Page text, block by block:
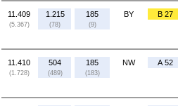
11.409
(5.367)
1.215
(78)
185
(9)
BY B 27
11.410
(1.728)
504
(489)
185
(183)
NW A 52